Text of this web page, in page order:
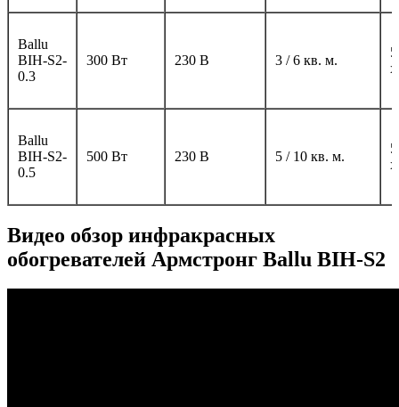
Ballu
BIH-S2-
0.3
300 Вт 230 В 3 / 6 кв. м.
Ballu
BIH-S2-
0.5
500 Вт 230 В 5 / 10 кв. м.
Видео обзор инфракрасных
обогревателей Армстронг Ballu BIH-S2